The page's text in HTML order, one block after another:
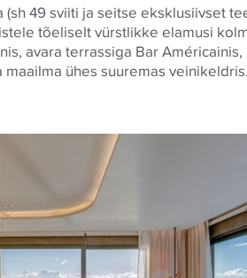
49 sviiti ja seitse eksklusiivset
tõeliselt vürstlikke elamusi
avara terrassiga Bar Américainis,
ühes suuremas veinikeldris.